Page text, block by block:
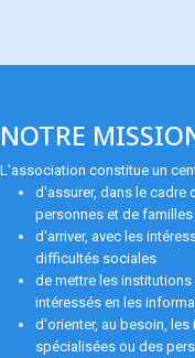
NOTRE
L'association constitue un
d'assurer, dans le cadre
personnes et de
d'arriver, avec les
difficultés sociales
de mettre les
intéressés en les
d'orienter, au besoin,
spécialisées ou des